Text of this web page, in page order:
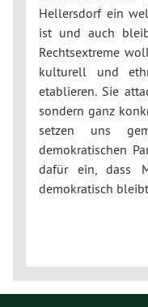
Hellersdorf ein
ist und auch
Rechtsextreme
kulturell und
etablieren. Sie
sondern ganz
setzen uns
demokratischen
dafür ein, dass
demokratisch